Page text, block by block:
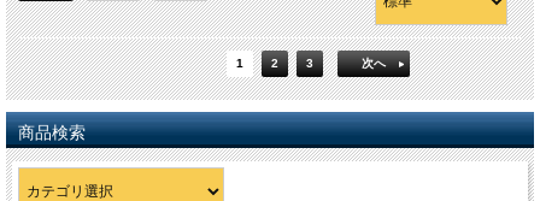
1 2 3 次へ
商品検索